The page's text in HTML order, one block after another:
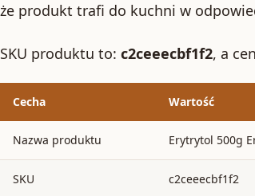
że produkt trafi do kuchni w
SKU produktu to: c2ceeecbf1f2, a
Cecha Wartość
Nazwa produktu Erytrytol 500g
SKU c2ceeecbf1f2